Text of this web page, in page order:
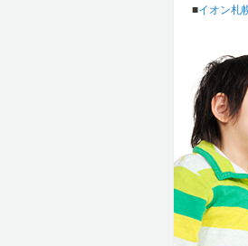
■イオン札